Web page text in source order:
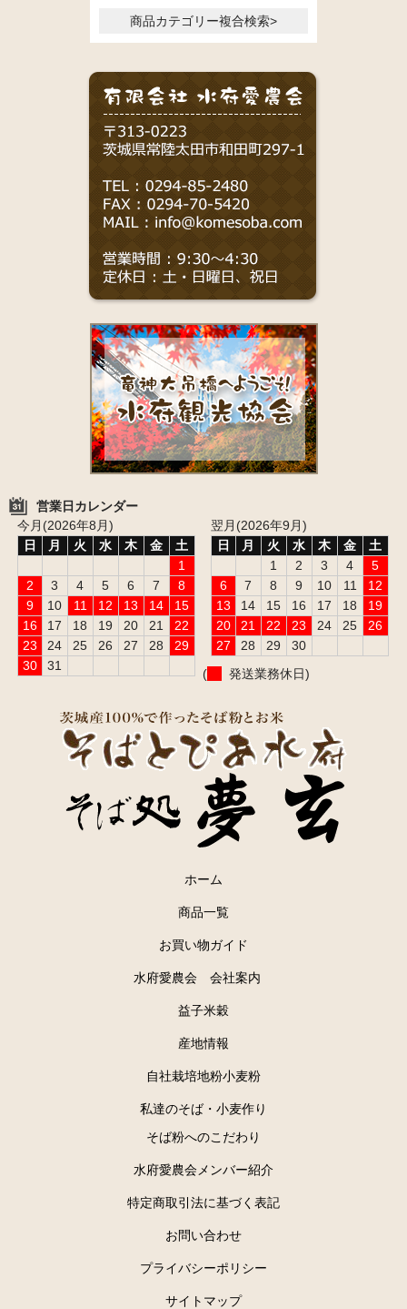
商品カテゴリー複合検索>
営業日カレンダー
今月(2026年8月)
日
月 火 水 木 金
土
1
2
3 4 5 6 7
8
9
10 11 12 13 14
15
16
17 18 19 20 21
22
23
24 25 26 27 28
29
30
31
翌月(2026年9月)
日
月 火 水 木 金
土
1
2 3 4
5
6
7 8 9 10 11
12
13
14 15 16 17 18
19
20
21 22 23 24 25
26
27
28 29
30
(
発送業務休日)
ホーム
商品一覧
お買い物ガイド
水府愛農会 会社案内
益子米穀
産地情報
自社栽培地粉小麦粉
私達のそば・小麦作り
そば粉へのこだわり
水府愛農会メンバー紹介
特定商取引法に基づく表記
お問い合わせ
プライバシーポリシー
サイトマップ